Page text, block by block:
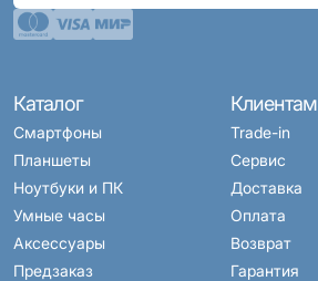
Каталог
Смартфоны
Планшеты
Ноутбуки и ПК
Умные часы
Аксессуары
Предзаказ
Клиентам
Trade-in
Сервис
Доставка
Оплата
Возврат
Гарантия